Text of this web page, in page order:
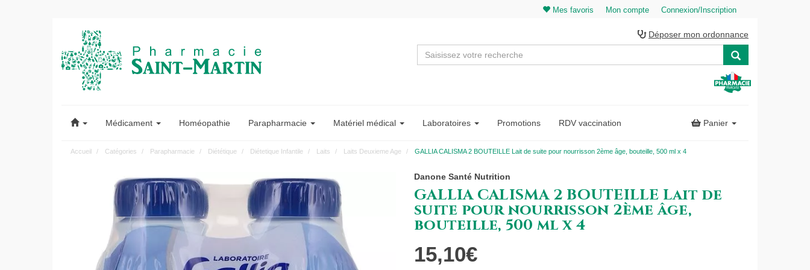
Mes favoris Mon compte Connexion/Inscription
Saint-
Martin
Pharmacie
Saint-
Martin
Amiens
Déposer mon ordonnance
Médicament Homéopathie Parapharmacie Matériel médical Laboratoires Promotions RDV vaccination Panier
Accueil Catégories Parapharmacie Diététique Diétetique Infantile Laits Laits Deuxieme Age GALLIA CALISMA 2 BOUTEILLE Lait de suite pour nourrisson 2ème âge, bouteille, 500 ml x 4
Danone Santé Nutrition
GALLIA CALISMA 2 BOUTEILLE Lait de
suite pour nourrisson 2ème âge,
bouteille, 500 ml x 4
15,10€